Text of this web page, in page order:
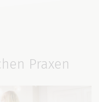
Praxen